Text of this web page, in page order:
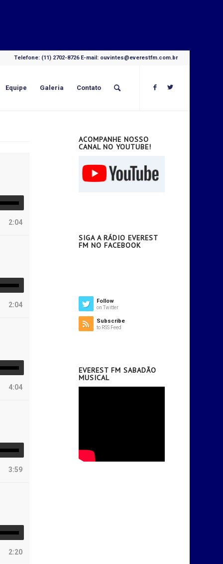
Telefone: (11) 2702-8726 E-mail: ouvintes@everestfm.com.br
Equipe Galeria Contato
2:04
2:04
4:04
3:59
2:20
ACOMPANHE NOSSO
CANAL NO YOUTUBE!
SIGA A RÁDIO EVEREST
FM NO FACEBOOK
Follow
on Twitter
Subscribe
to RSS Feed
EVEREST FM SABADÃO
MUSICAL